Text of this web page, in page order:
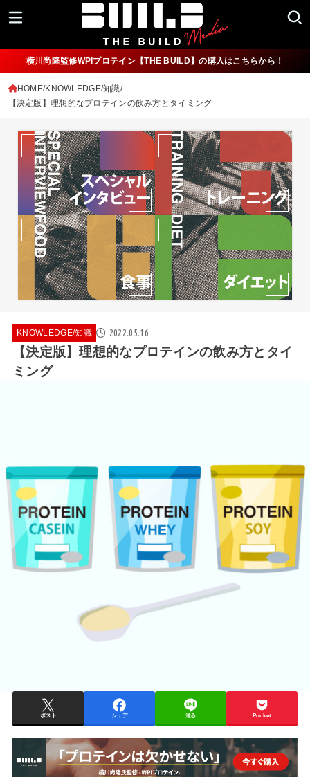
横川尚隆監修WPIプロテイン【THE BUILD】の購入はこちらから！
HOME KNOWLEDGE/知識
【決定版】理想的なプロテインの飲み方とタイミング
KNOWLEDGE/知識 2022.05.16
【決定版】理想的なプロテインの飲み方とタイ
ミング
ポスト シェア 送る Pocket